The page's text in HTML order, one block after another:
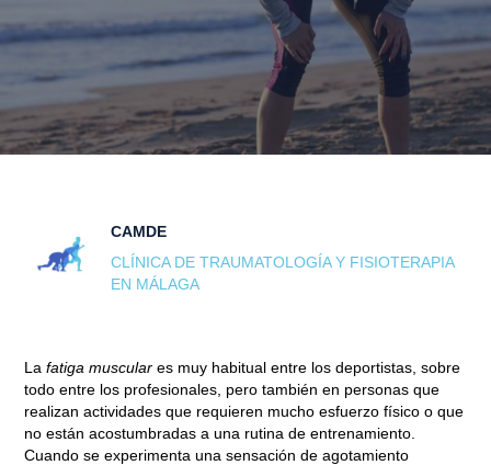
CAMDE
CLÍNICA DE TRAUMATOLOGÍA Y FISIOTERAPIA
EN MÁLAGA
Lafatiga muscular es muy habitual entre los deportistas, sobre
todo entre los profesionales, pero también en personas que
realizan actividades que requieren mucho esfuerzo físico o que
no están acostumbradas a una rutina de entrenamiento.
Cuando se experimenta una sensación de agotamiento